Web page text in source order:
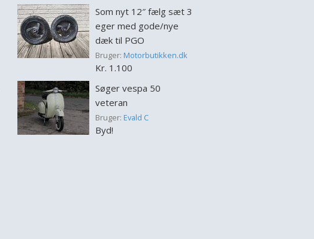
Som nyt 12″ fælg sæt 3
eger med gode/nye
dæk til PGO
Bruger: Motorbutikken.dk
Kr. 1.100
Søger vespa 50
veteran
Bruger: Evald C
Byd!